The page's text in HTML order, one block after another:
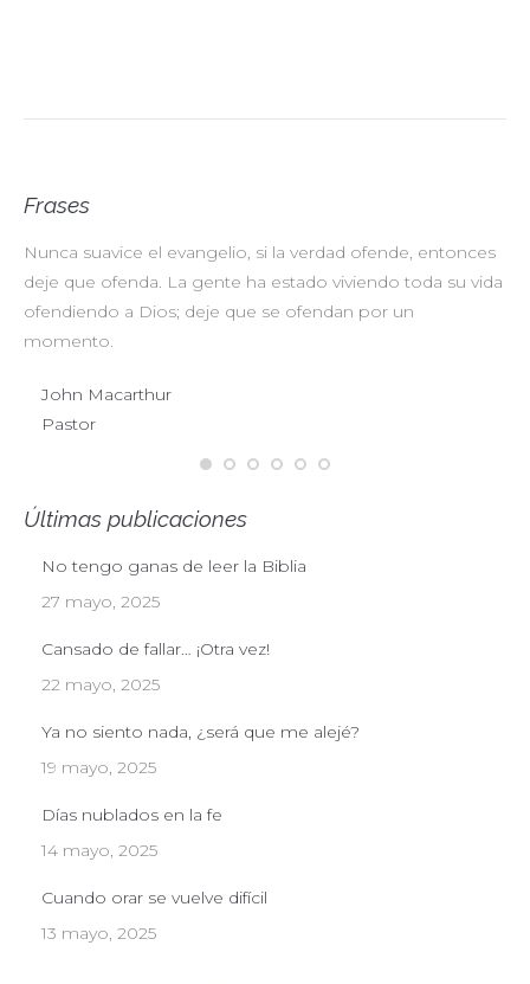
Frases
Nunca suavice el evangelio, si la verdad ofende, entonces
deje que ofenda. La gente ha estado viviendo toda su vida
ofendiendo a Dios; deje que se ofendan por un
momento.
John Macarthur
Pastor
Últimas publicaciones
No tengo ganas de leer la Biblia
27 mayo, 2025
Cansado de fallar… ¡Otra vez!
22 mayo, 2025
Ya no siento nada, ¿será que me alejé?
19 mayo, 2025
Días nublados en la fe
14 mayo, 2025
Cuando orar se vuelve difícil
13 mayo, 2025